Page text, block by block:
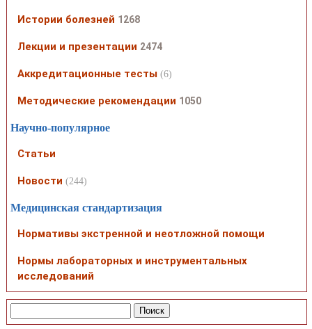
Истории болезней 1268
Лекции и презентации 2474
Аккредитационные тесты (6)
Методические рекомендации 1050
Научно-популярное
Статьи
Новости (244)
Медицинская стандартизация
Нормативы экстренной и неотложной помощи
Нормы лабораторных и инструментальных
исследований